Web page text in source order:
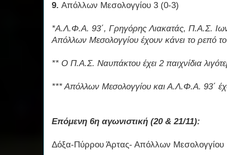
9. Απόλλων Μεσολογγίου 3 (0-3)
*Α.Λ.Φ.Α. 93΄, Γρηγόρης Λιακατάς, Π.Α.Σ.
Απόλλων Μεσολογγίου έχουν κάνει το ρεπό
** Ο Π.Α.Σ. Ναυπάκτου έχει 2 παιχνίδια
*** Απόλλων Μεσολογγίου και Α.Λ.Φ.Α. 93΄
Επόμενη 6η αγωνιστική (20 & 21/11):
Δόξα-Πύρρου Άρτας- Απόλλων Μεσολογγίου